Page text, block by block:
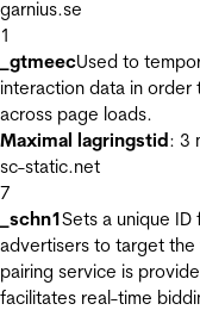
garnius.se
1
_gtmeecUsed to
interaction data in order
across page loads.
Maximal lagringstid: 3
sc-static.net
7
_schn1Sets a unique
advertisers to target the
pairing service is
facilitates real-time